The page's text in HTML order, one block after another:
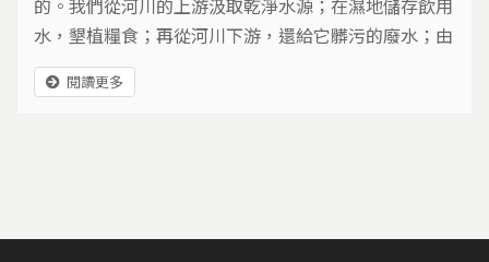
的。我們從河川的上游汲取乾淨水源；在濕地儲存飲用
水，墾植糧食；再從河川下游，還給它髒污的廢水；由
濕地過濾淨化排放入海；又開始，下一個生命輪迴。
閱讀更多